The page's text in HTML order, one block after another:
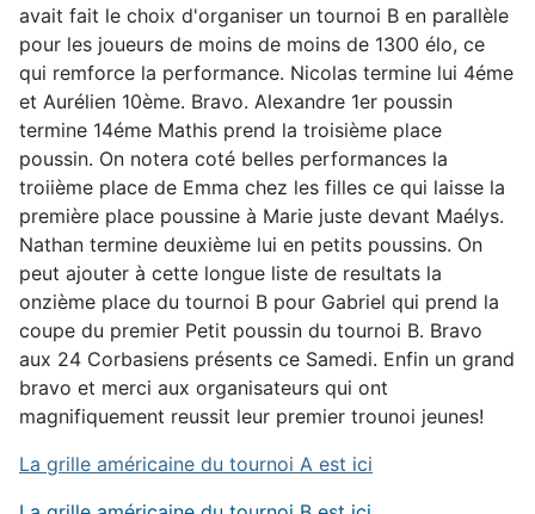
avait fait le choix d'organiser un tournoi B en parallèle
pour les joueurs de moins de moins de 1300 élo, ce
qui remforce la performance. Nicolas termine lui 4éme
et Aurélien 10ème. Bravo. Alexandre 1er poussin
termine 14éme Mathis prend la troisième place
poussin. On notera coté belles performances la
troiième place de Emma chez les filles ce qui laisse la
première place poussine à Marie juste devant Maélys.
Nathan termine deuxième lui en petits poussins. On
peut ajouter à cette longue liste de resultats la
onzième place du tournoi B pour Gabriel qui prend la
coupe du premier Petit poussin du tournoi B. Bravo
aux 24 Corbasiens présents ce Samedi. Enfin un grand
bravo et merci aux organisateurs qui ont
magnifiquement reussit leur premier trounoi jeunes!
La grille américaine du tournoi A est ici